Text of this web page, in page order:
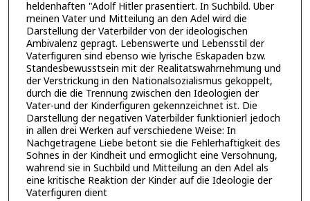
heldenhaften "Adolf Hitler prasentiert. In Suchbild. Uber
meinen Vater und Mitteilung an den Adel wird die
Darstellung der Vaterbilder von der ideologischen
Ambivalenz gepragt. Lebenswerte und Lebensstil der
Vaterfiguren sind ebenso wie lyrische Eskapaden bzw.
Standesbewusstsein mit der Realitatswahrnehmung und
der Verstrickung in den Nationalsozialismus gekoppelt,
durch die die Trennung zwischen den Ideologien der
Vater-und der Kinderfiguren gekennzeichnet ist. Die
Darstellung der negativen Vaterbilder funktionierl jedoch
in allen drei Werken auf verschiedene Weise: In
Nachgetragene Liebe betont sie die Fehlerhaftigkeit des
Sohnes in der Kindheit und ermoglicht eine Versohnung,
wahrend sie in Suchbild und Mitteilung an den Adel als
eine kritische Reaktion der Kinder auf die Ideologie der
Vaterfiguren dient